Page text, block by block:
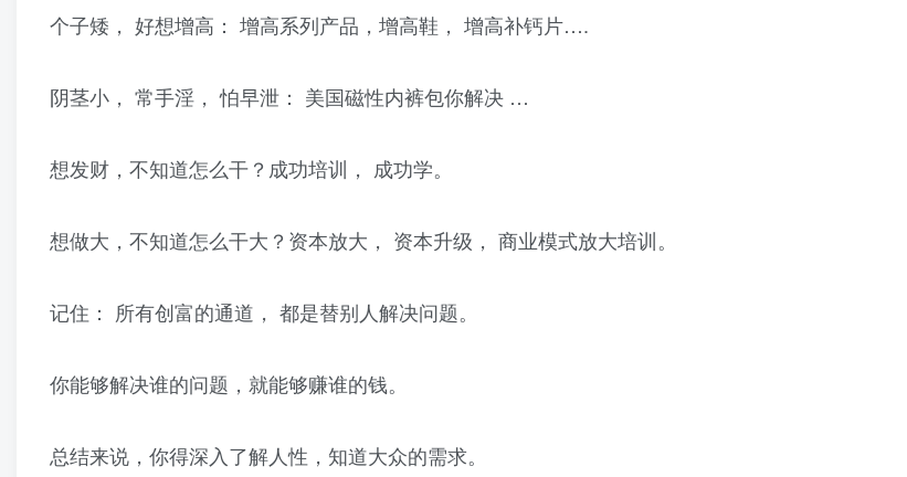
个子矮， 好想增高： 增高系列产品，增高鞋， 增高补钙片….
阴茎小， 常手淫， 怕早泄： 美国磁性内裤包你解决 …
想发财，不知道怎么干？成功培训， 成功学。
想做大，不知道怎么干大？资本放大， 资本升级， 商业模式放大培训。
记住： 所有创富的通道， 都是替别人解决问题。
你能够解决谁的问题，就能够赚谁的钱。
总结来说，你得深入了解人性，知道大众的需求。